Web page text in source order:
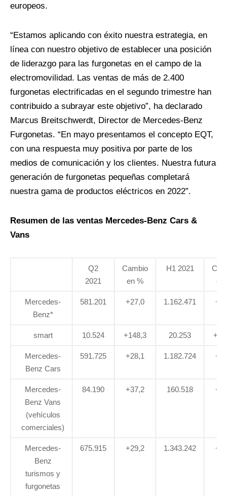
europeos.
“Estamos aplicando con éxito nuestra estrategia, en
línea con nuestro objetivo de establecer una posición
de liderazgo para las furgonetas en el campo de la
electromovilidad. Las ventas de más de 2.400
furgonetas electrificadas en el segundo trimestre han
contribuido a subrayar este objetivo”, ha declarado
Marcus Breitschwerdt, Director de Mercedes-Benz
Furgonetas. “En mayo presentamos el concepto EQT,
con una respuesta muy positiva por parte de los
medios de comunicación y los clientes. Nuestra futura
generación de furgonetas pequeñas completará
nuestra gama de productos eléctricos en 2022”.
Resumen de las ventas Mercedes-Benz Cars &
Vans
Q2
2021
Cambio
en %
H1 2021
en
Mercedes-
Benz*
581.201 +27,0 1.162.471
smart 10.524 +148,3 20.253
Mercedes-
Benz Cars
591.725 +28,1 1.182.724
Mercedes-
Benz Vans
(vehículos
comerciales)
84.190 +37,2 160.518
Mercedes-
Benz
turismos y
furgonetas
675.915 +29,2 1.343.242